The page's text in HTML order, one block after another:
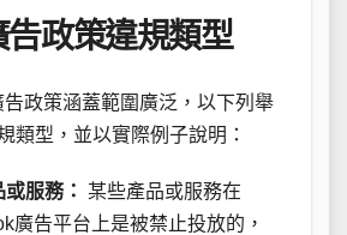
告政策違規類型
政策涵蓋範圍廣泛，以下列舉
類型，並以實際例子說明：
服務：
某些產品或服務在
廣告平台上是被禁止投放的，